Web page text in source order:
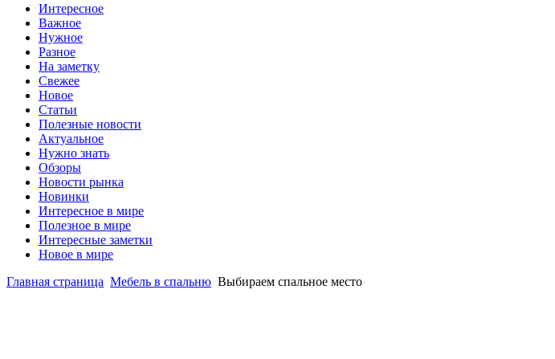
Интересное
Важное
Нужное
Разное
На заметку
Свежее
Новое
Статьи
Полезные новости
Актуальное
Нужно знать
Обзоры
Новости рынка
Новинки
Интересное в мире
Полезное в мире
Интересные заметки
Новое в мире
Главная страница Мебель в спальню Выбираем спальное место